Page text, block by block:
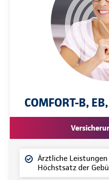
COMFORT-B,
Ärztliche
Höchstsatz der